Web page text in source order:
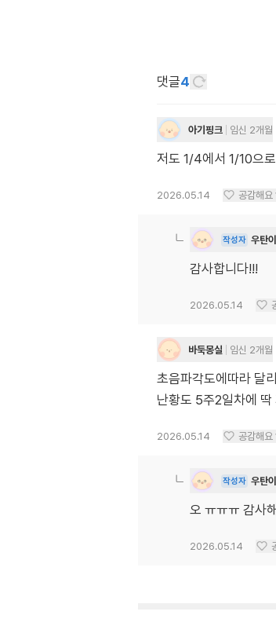
댓글4
아기핑크 임신 2개월
저도 1/4에서 1/10으
2026.05.14 공감해요
작성자 우탄
감사합니다!!!
2026.05.14
바둑몽실 임신 2개월
초음파각도에따라 달
난황도 5주2일차에
2026.05.14 공감해요
작성자 우탄
오 ㅠㅠㅠ 감사
2026.05.14